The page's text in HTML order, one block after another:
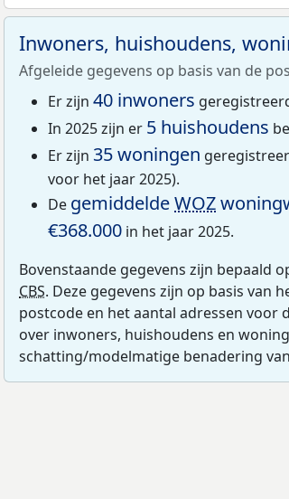
Inwoners, huishoudens,
Afgeleide gegevens op basis van de
Er zijn 40 inwoners
In 2025 zijn er 5 huishoudens
Er zijn 35 woningen
voor het jaar 2025).
De gemiddeldeWOZ
€368.000 in het jaar 2025.
Bovenstaande gegevens zijn bepaald
CBS. Deze gegevens zijn op basis van
postcode en het aantal adressen voor
over inwoners, huishoudens en
schatting/modelmatige benadering